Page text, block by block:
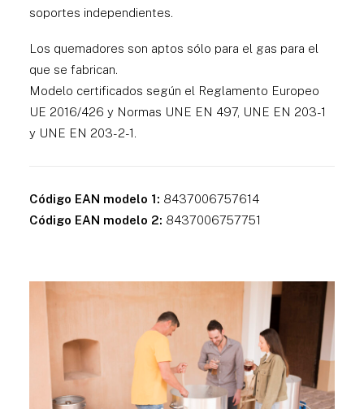
soportes independientes.
Los quemadores son aptos sólo para el gas para el
que se fabrican.
Modelo certificados según el Reglamento Europeo
UE 2016/426 y Normas UNE EN 497, UNE EN 203-1
y UNE EN 203-2-1.
Código EAN modelo 1: 8437006757614
Código EAN modelo 2: 8437006757751